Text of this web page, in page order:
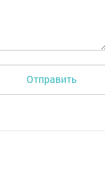
Отправить